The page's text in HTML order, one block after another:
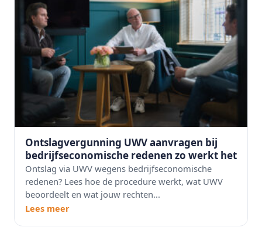
Ontslagvergunning UWV aanvragen bij
bedrijfseconomische redenen zo werkt het
Ontslag via UWV wegens bedrijfseconomische
redenen? Lees hoe de procedure werkt, wat UWV
beoordeelt en wat jouw rechten...
Lees meer